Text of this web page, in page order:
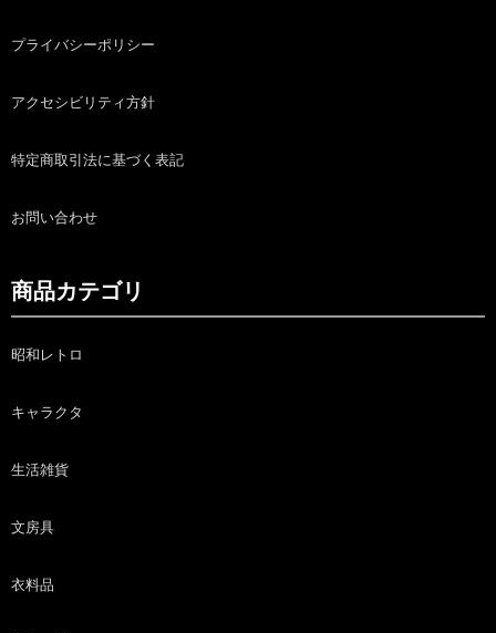
プライバシーポリシー
アクセシビリティ方針
特定商取引法に基づく表記
お問い合わせ
商品カテゴリ
昭和レトロ
キャラクタ
生活雑貨
文房具
衣料品